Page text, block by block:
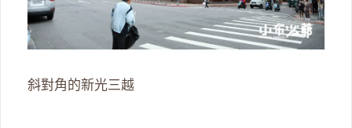
斜對角的新光三越